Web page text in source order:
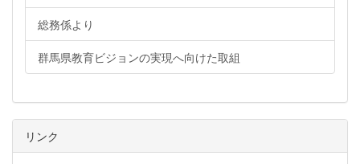
総務係より
群馬県教育ビジョンの実現へ向けた取組
リンク